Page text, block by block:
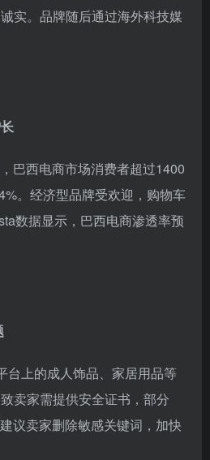
实。品牌随后通过海外科技媒
巴西电商市场消费者超过1400
。经济型品牌受欢迎，购物车
数据显示，巴西电商渗透率预
台上的成人饰品、家居用品等
卖家需提供安全证书，部分
议卖家删除敏感关键词，加快